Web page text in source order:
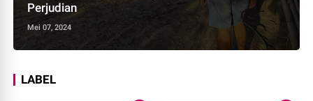
Perjudian
Mei 07, 2024
LABEL